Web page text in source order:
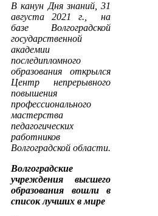
В канун Дня знаний, 31
августа 2021 г., на
базе Волгоградской
государственной
академии
последипломного
образования открылся
Центр непрерывного
повышения
профессионального
мастерства
педагогических
работников
Волгоградской области.
Волгоградские
учреждения высшего
образования вошли в
список лучших в мире